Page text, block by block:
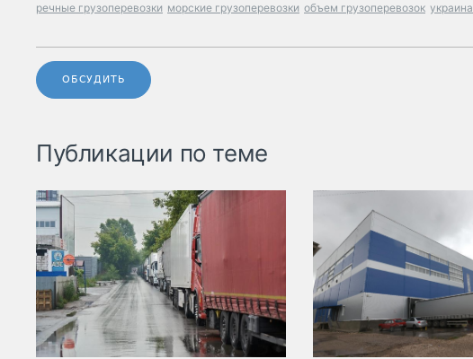
речные грузоперевозки морские грузоперевозки объем грузоперевозок украина
ОБСУДИТЬ
Публикации по теме